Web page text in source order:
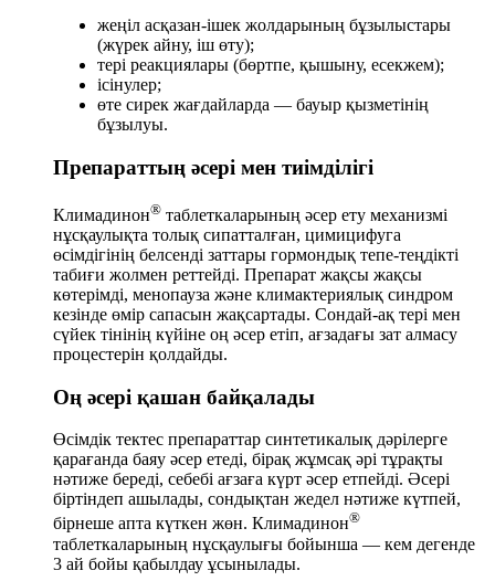
жеңіл асқазан-ішек жолдарының бұзылыстары
(жүрек айну, іш өту);
тері реакциялары (бөртпе, қышыну, есекжем);
ісінулер;
өте сирек жағдайларда — бауыр қызметінің
бұзылуы.
Препараттың әсері мен тиімділігі
Климадинон® таблеткаларының әсер ету механизмі
нұсқаулықта толық сипатталған, цимицифуга
өсімдігінің белсенді заттары гормондық тепе-теңдікті
табиғи жолмен реттейді. Препарат жақсы жақсы
көтерімді, менопауза және климактериялық синдром
кезінде өмір сапасын жақсартады. Сондай-ақ тері мен
сүйек тінінің күйіне оң әсер етіп, ағзадағы зат алмасу
процестерін қолдайды.
Оң әсері қашан байқалады
Өсімдік тектес препараттар синтетикалық дәрілерге
қарағанда баяу әсер етеді, бірақ жұмсақ әрі тұрақты
нәтиже береді, себебі ағзаға күрт әсер етпейді. Әсері
біртіндеп ашылады, сондықтан жедел нәтиже күтпей,
бірнеше апта күткен жөн. Климадинон®
таблеткаларының нұсқаулығы бойынша — кем дегенде
3 ай бойы қабылдау ұсынылады.